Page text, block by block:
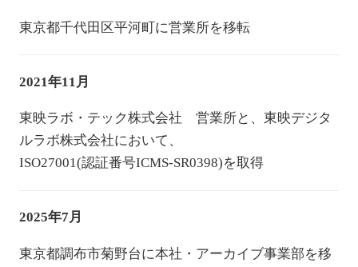
東京都千代田区平河町に営業所を移転
2021年11月
東映ラボ・テック株式会社 営業所と、東映デジタ
ルラボ株式会社において、
ISO27001(認証番号ICMS-SR0398)を取得
2025年7月
東京都調布市菊野台に本社・アーカイブ事業部を移